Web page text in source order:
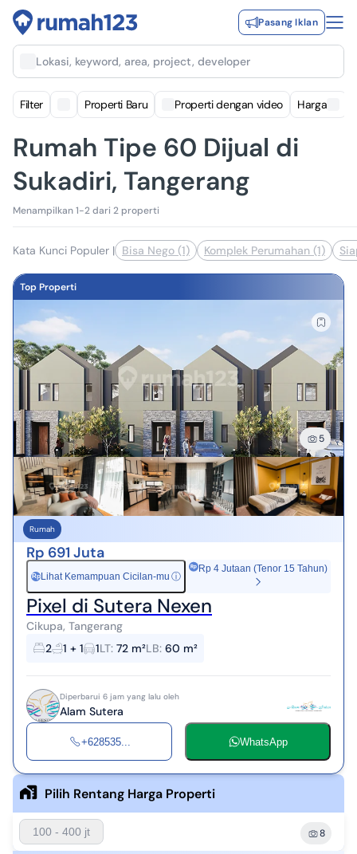
Pasang Iklan
Lokasi, keyword, area, project, developer
Filter Properti Baru Properti dengan video Harga
Rumah Tipe 60 Dijual di
Sukadiri, Tangerang
Menampilkan 1-2 dari 2 properti
Kata Kunci Populer | Bisa Nego (1) Komplek Perumahan (1)
Top Properti
5
Rumah
Rp 691 Juta
Rp Lihat Kemampuan Cicilan-mu ⓘ
Rp 4 Jutaan (Tenor 15 Tahun)
Pixel di Sutera Nexen
Cikupa, Tangerang
2
1 + 1 1LT: 72 m²LB: 60 m²
Diperbarui 6 jam yang lalu oleh
Alam Sutera
+628535... WhatsApp
Pilih Rentang Harga Properti
100 - 400 jt 8